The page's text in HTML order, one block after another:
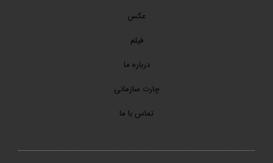
عکس
فیلم
درباره ما
چارت سازمانی
تماس با ما